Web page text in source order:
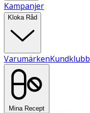
Kampanjer
Kloka Råd
VarumärkenKundklubb
Mina Recept